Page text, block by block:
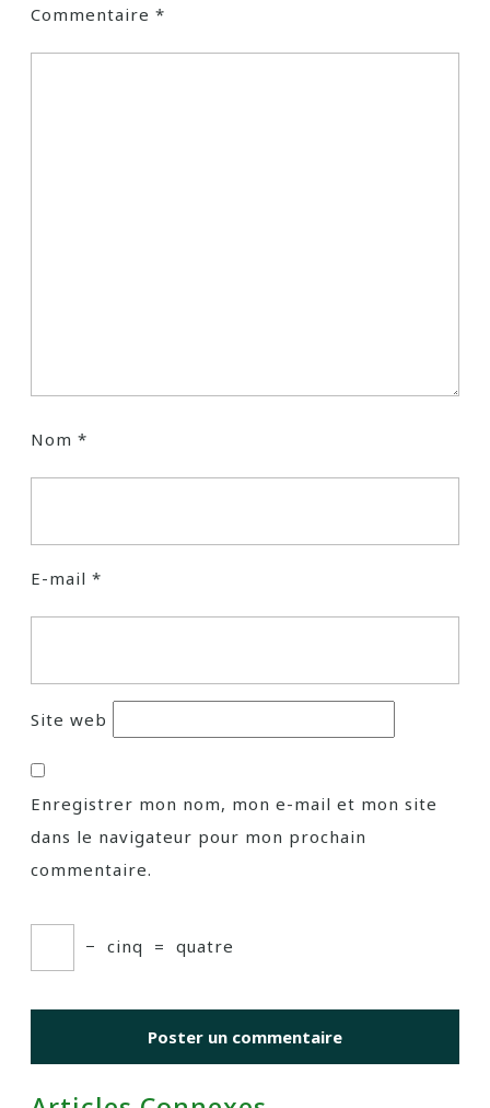
Commentaire *
Nom *
E-mail *
Site web
Enregistrer mon nom, mon e-mail et mon site
dans le navigateur pour mon prochain
commentaire.
− cinq = quatre